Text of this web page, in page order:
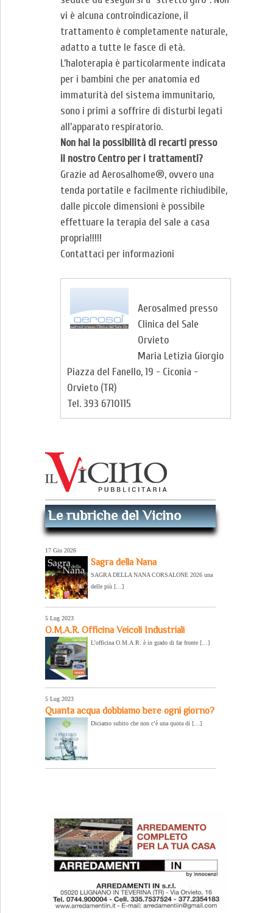
vi è alcuna controindicazione, il
trattamento è completamente naturale,
adatto a tutte le fasce di età.
L’haloterapia è particolarmente indicata
per i bambini che per anatomia ed
immaturità del sistema immunitario,
sono i primi a soffrire di disturbi legati
all’apparato respiratorio.
Non hai la possibilità di recarti presso
il nostro Centro per i trattamenti?
Grazie ad Aerosalhome®, ovvero una
tenda portatile e facilmente richiudibile,
dalle piccole dimensioni è possibile
effettuare la terapia del sale a casa
propria!!!!!
Contattaci per informazioni
Aerosalmed presso
Clinica del Sale
Orvieto
Maria Letizia Giorgio
Piazza del Fanello, 19 - Ciconia -
Orvieto (TR)
Tel. 393 6710115
Le rubriche del Vicino
17 Giu 2026
Sagra della Nana
SAGRA DELLA NANA CORSALONE 2026 una
delle più […]
5 Lug 2023
O.M.A.R. Officina Veicoli Industriali
L’officina O.M.A.R. è in grado di far fronte […]
5 Lug 2023
Quanta acqua dobbiamo bere ogni giorno?
Diciamo subito che non c’è una quota di […]